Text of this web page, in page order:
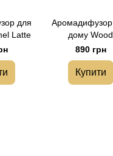
для
Latte
дому Wood
890 грн
Купити